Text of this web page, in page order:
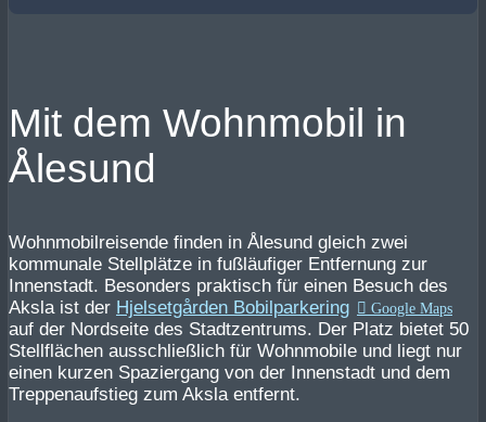
Mit dem Wohnmobil in
Ålesund
Wohnmobilreisende finden in Ålesund gleich zwei
kommunale Stellplätze in fußläufiger Entfernung zur
Innenstadt. Besonders praktisch für einen Besuch des
Aksla ist der Hjelsetgården Bobilparkering
auf der Nordseite des Stadtzentrums. Der Platz bietet 50
Stellflächen ausschließlich für Wohnmobile und liegt nur
einen kurzen Spaziergang von der Innenstadt und dem
Treppenaufstieg zum Aksla entfernt.